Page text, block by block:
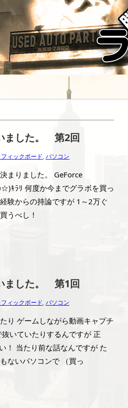
ました。 第2回
ィックボード,パソコン
まりました。 GeForce
ｷﾗﾘ 何度か今までグラボを買っ
験からの持論ですが 1～2万ぐ
うべし！
ました。 第1回
ィックボード,パソコン
り ゲームしながら動画キャプチ
いていたりするんですが 正
！ 当たり前な話なんですが た
ないパソコンで （買っ